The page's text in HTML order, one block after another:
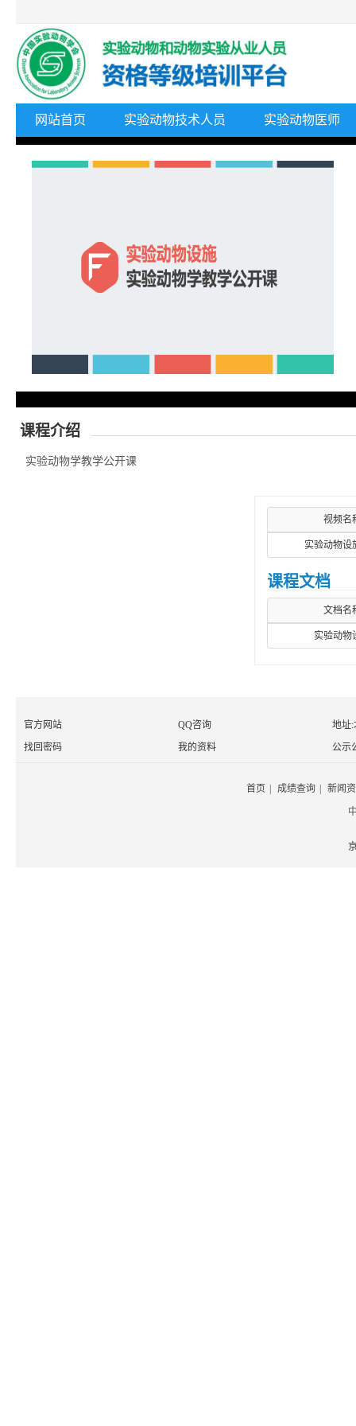
网站首页 实验动物技术人员 实验动物医师
课程介绍
实验动物学教学公开课
视频名
实验动物设
课程文档
文档名
实验动物
官方网站 QQ咨询
地址:
找回密码
我的资料 公示
首页 成绩查询 新闻